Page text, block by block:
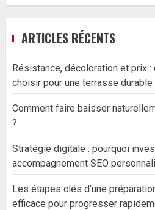
ARTICLES RÉCENTS
Résistance, décoloration et prix
choisir pour une terrasse durable
Comment faire baisser
?
Stratégie digitale : pourquoi
accompagnement SEO
Les étapes clés d’une
efficace pour progresser